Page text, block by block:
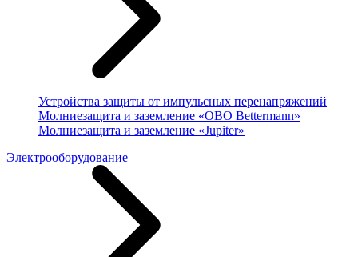
Устройства защиты от импульсных перенапряжений
Молниезащита и заземление «OBO Bettermann»
Молниезащита и заземление «Jupiter»
Электрооборудование